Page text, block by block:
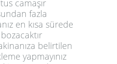
camaşır
fazla
en kısa sürede
belirtilen
yapmayınız